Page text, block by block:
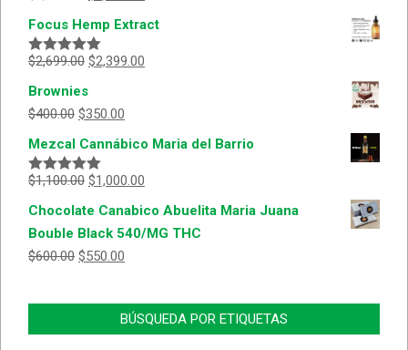
5
Focus Hemp Extract
Valorado
5
$2,699.00 $2,399.00
Brownies
$400.00 $350.00
Mezcal Cannábico Maria del Barrio
Valorado
5
$1,100.00 $1,000.00
Chocolate Canabico Abuelita Maria Juana
Bouble Black 540/MG THC
$600.00 $550.00
BÚSQUEDA POR ETIQUETAS